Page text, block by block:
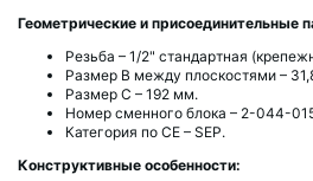
Геометрические и присоединительные
Резьба – 1/2" стандартная
Размер B между плоскостями –
Размер C – 192 мм.
Номер сменного блока – 2-044-
Категория по CE – SEP.
Конструктивные особенности: